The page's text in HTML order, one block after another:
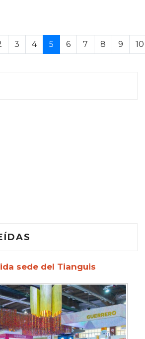
3 4 5 6 7 8 9 10
sede del Tianguis